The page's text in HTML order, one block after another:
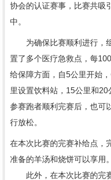
协会的认证赛事，比赛共吸
中。
为确保比赛顺利进行，
置了多个医疗急救点，每
给保障方面，自5公里开始
里设置饮料站，15公里和20
参赛跑者顺利完赛后，也可
行放松。
在本次比赛的完赛补给点，
准备的羊汤和烧饼可以享用
此外，在本次比赛的完